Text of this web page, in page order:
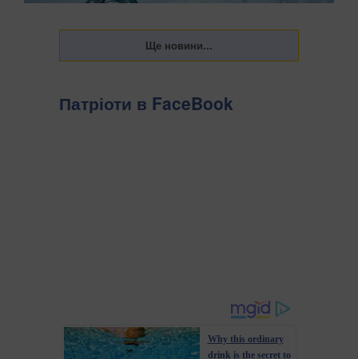
видобутку природних ресурсів. Територія Північного
Льодовитого океану, яка донедавна була вкрита товстими
Патріоти в FaceBook
Why this ordinary
drink is the secret to